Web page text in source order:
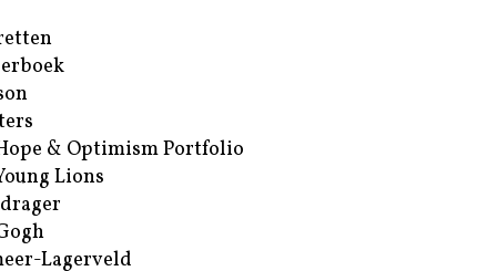
& Optimism Portfolio
Lions
Lagerveld